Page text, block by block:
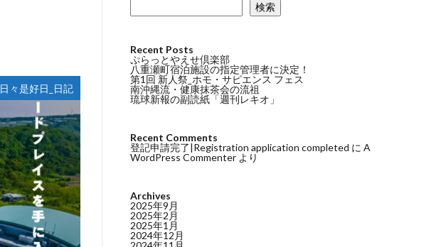
日々是好日_日記
検索
Recent Posts
ぷらっとやえせ倶楽部
八重瀬町宿泊施設の指定管理者に決定！
第1回 新人祭_ホモ・サピエンス フェス
南沖縄流・健康抹茶会の流祖
琉球新報の副読紙「週刊レキオ」
Recent Comments
登記申請完了|Registration application completed に A
WordPress Commenter より
Archives
2025年9月
2025年2月
2025年1月
2024年12月